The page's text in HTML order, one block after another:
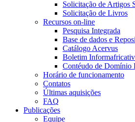
Solicitação de Artigos
Solicitação de Livros
Recursos on-line
Pesquisa Integrada
Base de dados e
Catálogo Acervus
Boletim
Contéudo de Domínio
Horário de funcionamento
Contatos
Últimas aquisições
FAQ
Publicações
Equipe